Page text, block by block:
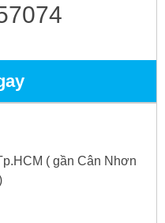
( gần Cân Nhơn